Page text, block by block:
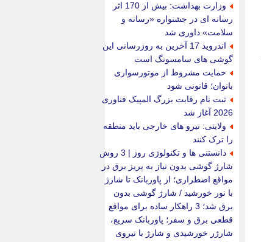
وزارت بهداشت: بیش از 170 اثر
رسانه ای در جشنواره «رسانه و
سلامت» داوری شد
اندروید 17 آخرین به روزرسانی این
گوشی های سامسونگ است
حمایت مشروط از موتورسواری
بانوان؛ قانونی شود
ثبت نام رقابت بزرگ المپیک فناوری
2026 آغاز شد
ولایتی: نیرو های خارجی باید منطقه
را ترک کنند
دانستنی ها و تکنولوژی روز | 3 روش
شارژ گوشی بدون نیاز به پریز برق در
مواقع اضطراری؛ از پاوربانک تا شارژ
با نور خورشید / شارژ گوشی بدون
برق شد؛ 3 راهکار ساده برای مواقع
قطعی برق و سفر؛ پاوربانک سریع،
شارژر خورشیدی و شارژ با نیروی